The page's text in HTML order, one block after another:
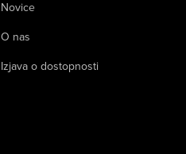
Novice
O nas
Izjava o dostopnosti